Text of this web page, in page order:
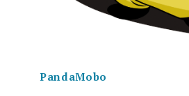
PandaMobo